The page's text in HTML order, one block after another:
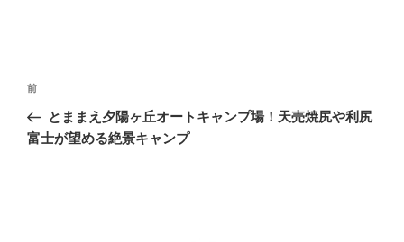
投
ナ
前
の
投
前
とままえ夕陽ヶ丘オートキャンプ場！天売焼尻や利尻
富士が望める絶景キャンプ